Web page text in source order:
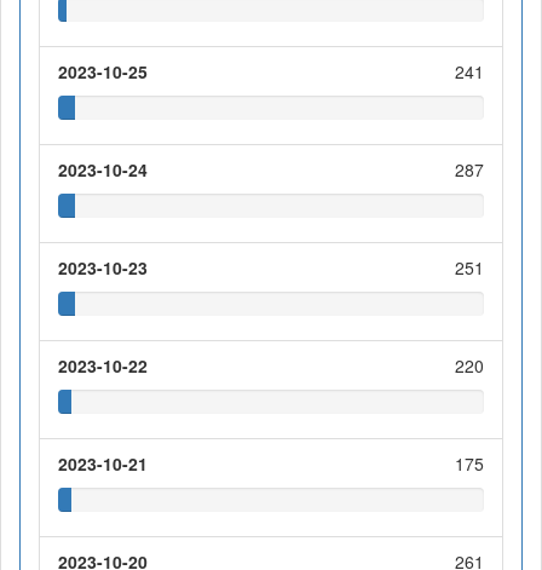
2023-10-25 241
2023-10-24 287
2023-10-23 251
2023-10-22 220
2023-10-21 175
2023-10-20 261